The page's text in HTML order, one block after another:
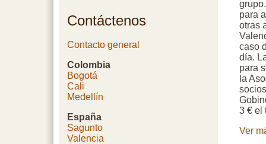
Contáctenos
Contacto general
Colombia
Bogotá
Cali
Medellín
España
Sagunto
Valencia
para
otras
caso
día.
para
la
3 € el
Ver